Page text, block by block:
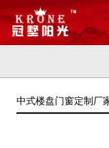
中式楼盘门窗定制厂